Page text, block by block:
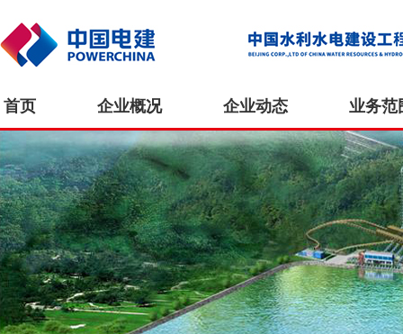
首页 企业概况 企业动态 业务范